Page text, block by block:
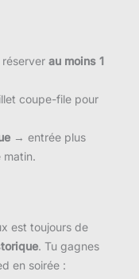
au moins 1
coupe-file pour
→ entrée plus
matin.
est toujours de
. Tu gagnes
en soirée :